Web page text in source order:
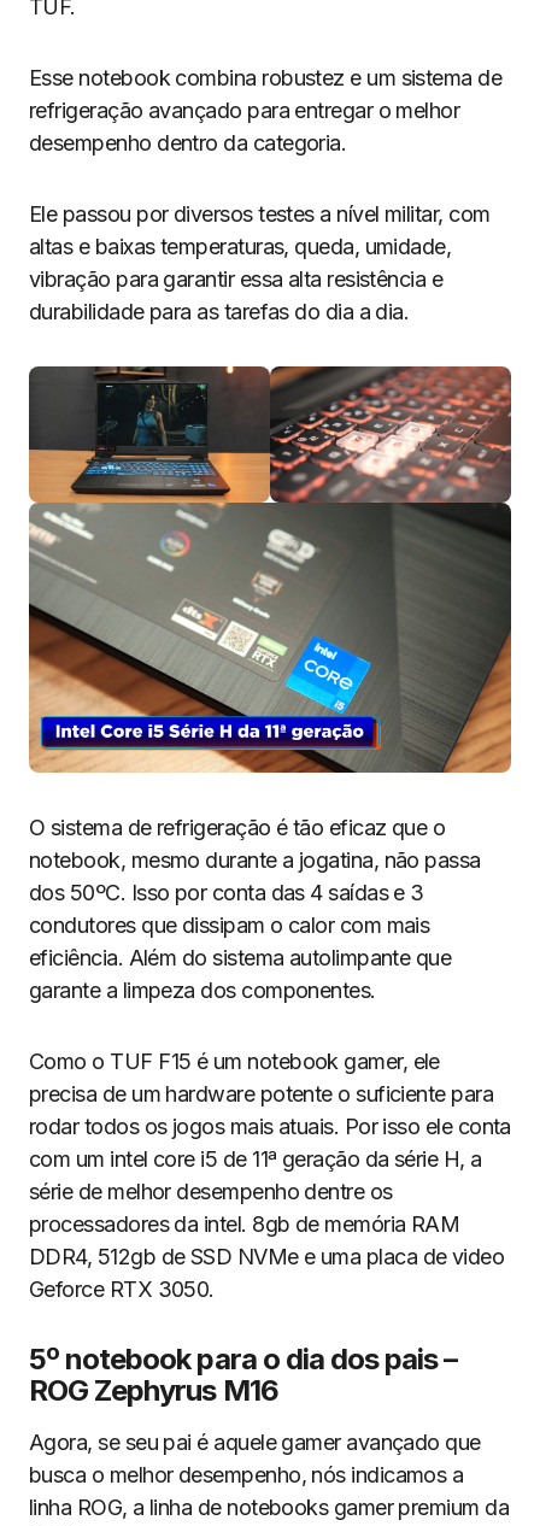
TUF.
Esse notebook combina robustez e um sistema de
refrigeração avançado para entregar o melhor
desempenho dentro da categoria.
Ele passou por diversos testes a nível militar, com
altas e baixas temperaturas, queda, umidade,
vibração para garantir essa alta resistência e
durabilidade para as tarefas do dia a dia.
O sistema de refrigeração é tão eficaz que o
notebook, mesmo durante a jogatina, não passa
dos 50ºC. Isso por conta das 4 saídas e 3
condutores que dissipam o calor com mais
eficiência. Além do sistema autolimpante que
garante a limpeza dos componentes.
Como o TUF F15 é um notebook gamer, ele
precisa de um hardware potente o suficiente para
rodar todos os jogos mais atuais. Por isso ele conta
com um intel core i5 de 11ª geração da série H, a
série de melhor desempenho dentre os
processadores da intel. 8gb de memória RAM
DDR4, 512gb de SSD NVMe e uma placa de video
Geforce RTX 3050.
5º notebook para o dia dos pais –
ROG Zephyrus M16
Agora, se seu pai é aquele gamer avançado que
busca o melhor desempenho, nós indicamos a
linha ROG, a linha de notebooks gamer premium da